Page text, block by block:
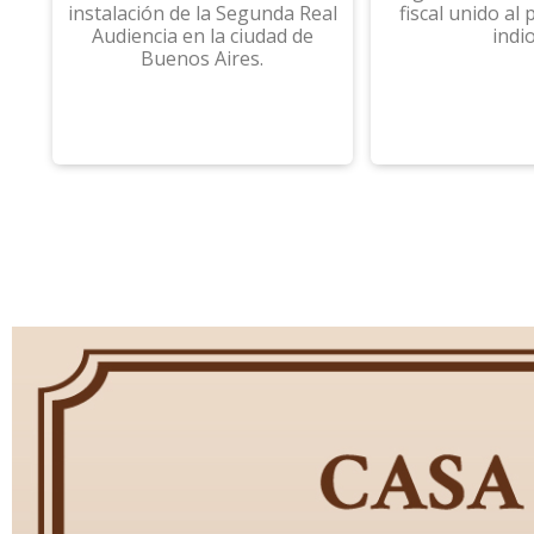
instalación de la Segunda Real
Audiencia en la ciudad de
Buenos Aires.
fiscal unido al